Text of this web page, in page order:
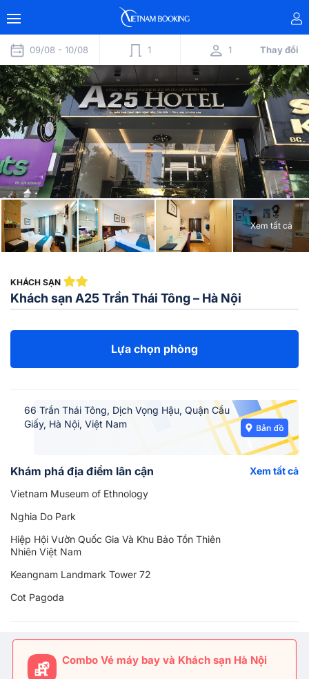
09/08 - 10/08 1 1 Thay đổi
Xem tất cả
KHÁCH SẠN
Khách sạn A25 Trần Thái Tông – Hà Nội
Lựa chọn phòng
66 Trần Thái Tông, Dịch Vọng Hậu, Quận Cầu
Giấy, Hà Nội, Việt Nam
Khám phá địa điểm lân cận
Xem tất cả
Vietnam Museum of Ethnology
Nghia Do Park
Hiệp Hội Vườn Quốc Gia Và Khu Bảo Tồn Thiên
Nhiên Việt Nam
Keangnam Landmark Tower 72
Cot Pagoda
Combo Vé máy bay và Khách sạn Hà Nội